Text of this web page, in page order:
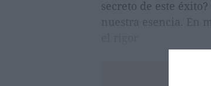
secreto de este